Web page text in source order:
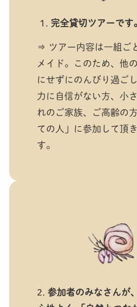
完全貸切ツアーです
⇒ ツアー内容は一組ご
メイド。このため、他
にせずにのんびり過ご
力に自信がない方、小
れのご家族、ご高齢の
ての人」に参加して頂
す。
2. 参加者のみなさんが